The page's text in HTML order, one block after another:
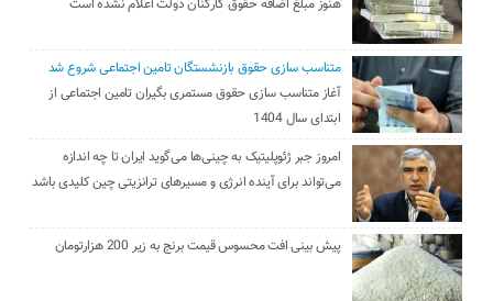
هنوز مبلغ اضافه حقوق کارکنان دولت اعلام نشده است
متناسب سازی حقوق بازنشستگان تامین اجتماعی شروع شد
آغاز متناسب سازی حقوق مستمری بگیران تامین اجتماعی از
ابتدای سال 1404
امروز جبر ژئوپلیتیک به چینی‌ها می‌گوید ایران تا چه اندازه
می‌تواند برای آینده انرژی و مسیرهای ترانزیتی چین کلیدی باشد
پیش بینی افت محسوس قیمت برنج به زیر 200 هزارتومان